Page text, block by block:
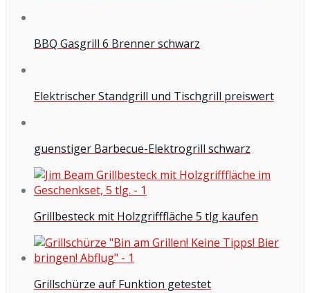
BBQ Gasgrill 6 Brenner schwarz
Elektrischer Standgrill und Tischgrill preiswert
guenstiger Barbecue-Elektrogrill schwarz
Grillbesteck mit Holzgrifffläche 5 tlg kaufen
Grillschürze auf Funktion getestet